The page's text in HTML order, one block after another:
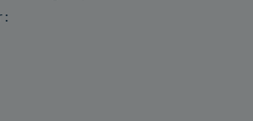
: